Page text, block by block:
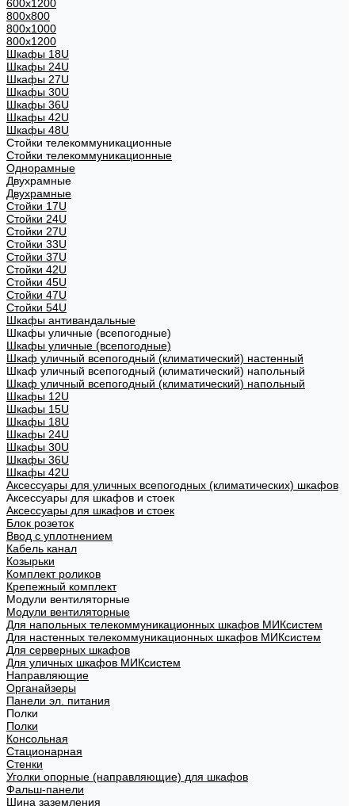
600х1200
800x800
800х1000
800х1200
Шкафы 18U
Шкафы 24U
Шкафы 27U
Шкафы 30U
Шкафы 36U
Шкафы 42U
Шкафы 48U
Стойки телекоммуникационные
Стойки телекоммуникационные
Однорамные
Двухрамные
Двухрамные
Стойки 17U
Стойки 24U
Стойки 27U
Стойки 33U
Стойки 37U
Стойки 42U
Стойки 45U
Стойки 47U
Стойки 54U
Шкафы антивандальные
Шкафы уличные (всепогодные)
Шкафы уличные (всепогодные)
Шкаф уличный всепогодный (климатический) настенный
Шкаф уличный всепогодный (климатический) напольный
Шкаф уличный всепогодный (климатический) напольный
Шкафы 12U
Шкафы 15U
Шкафы 18U
Шкафы 24U
Шкафы 30U
Шкафы 36U
Шкафы 42U
Аксессуары для уличных всепогодных (климатических) шкафов
Аксессуары для шкафов и стоек
Аксессуары для шкафов и стоек
Блок розеток
Ввод с уплотнением
Кабель канал
Козырьки
Комплект роликов
Крепежный комплект
Модули вентиляторные
Модули вентиляторные
Для напольных телекоммуникационных шкафов МИКсистем
Для настенных телекоммуникационных шкафов МИКсистем
Для серверных шкафов
Для уличных шкафов МИКсистем
Направляющие
Органайзеры
Панели эл. питания
Полки
Полки
Консольная
Стационарная
Стенки
Уголки опорные (направляющие) для шкафов
Фальш-панели
Шина заземления